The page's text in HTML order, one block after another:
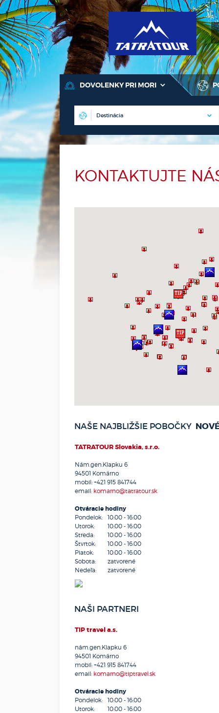
DOVOLENKY PRI MORI
KONTAKTUJTE
NAŠE NAJBLIŽŠIE POBOČKY
TATRATOUR Slovakia, s.r.o.
Nám.gen.Klapku 6
94501 Komárno
mobil: +421 915 841744
email: komarno@tatratour.sk
Otváracie hodiny
Pondelok:
10:00 - 16:00
Utorok:
10:00 - 16:00
Streda:
10:00 - 16:00
Štvrtok:
10:00 - 16:00
Piatok:
10:00 - 16:00
Sobota:
zatvorené
Nedeľa:
zatvorené
NAŠI PARTNERI
TIP travel a.s.
nám.gen.Klapku 6
94501 Komárno
mobil: +421 915 841744
email: komarno@tiptravel.sk
Otváracie hodiny
Pondelok:
10:00 - 16:00
Utorok:
10:00 - 16:00